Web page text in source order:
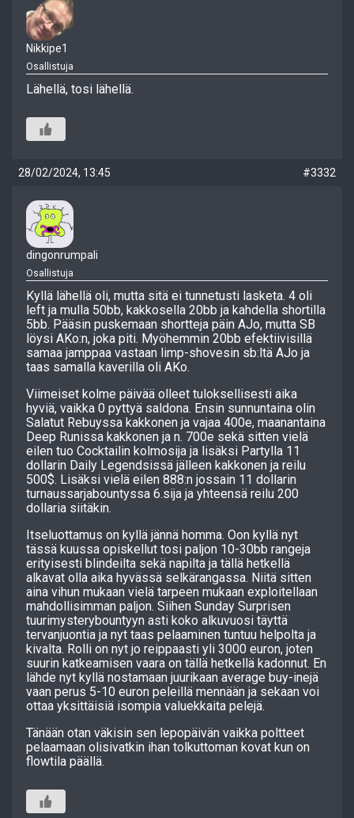
Nikkipe1
Osallistuja
Lähellä, tosi lähellä.
28/02/2024, 13:45 #3332
dingonrumpali
Osallistuja
Kyllä lähellä oli, mutta sitä ei tunnetusti lasketa. 4 oli
left ja mulla 50bb, kakkosella 20bb ja kahdella shortilla
5bb. Pääsin puskemaan shortteja päin AJo, mutta SB
löysi AKo:n, joka piti. Myöhemmin 20bb efektiivisillä
samaa jamppaa vastaan limp-shovesin sb:ltä AJo ja
taas samalla kaverilla oli AKo.
Viimeiset kolme päivää olleet tuloksellisesti aika
hyviä, vaikka 0 pyttyä saldona. Ensin sunnuntaina olin
Salatut Rebuyssa kakkonen ja vajaa 400e, maanantaina
Deep Runissa kakkonen ja n. 700e sekä sitten vielä
eilen tuo Cocktailin kolmosija ja lisäksi Partylla 11
dollarin Daily Legendsissä jälleen kakkonen ja reilu
500$. Lisäksi vielä eilen 888:n jossain 11 dollarin
turnaussarjabountyssa 6.sija ja yhteensä reilu 200
dollaria siitäkin.
Itseluottamus on kyllä jännä homma. Oon kyllä nyt
tässä kuussa opiskellut tosi paljon 10-30bb rangeja
erityisesti blindeilta sekä napilta ja tällä hetkellä
alkavat olla aika hyvässä selkärangassa. Niitä sitten
aina vihun mukaan vielä tarpeen mukaan exploitellaan
mahdollisimman paljon. Siihen Sunday Surprisen
tuurimysterybountyyn asti koko alkuvuosi täyttä
tervanjuontia ja nyt taas pelaaminen tuntuu helpolta ja
kivalta. Rolli on nyt jo reippaasti yli 3000 euron, joten
suurin katkeamisen vaara on tällä hetkellä kadonnut. En
lähde nyt kyllä nostamaan juurikaan average buy-inejä
vaan perus 5-10 euron peleillä mennään ja sekaan voi
ottaa yksittäisiä isompia valuekkaita pelejä.
Tänään otan väkisin sen lepopäivän vaikka poltteet
pelaamaan olisivatkin ihan tolkuttoman kovat kun on
flowtila päällä.